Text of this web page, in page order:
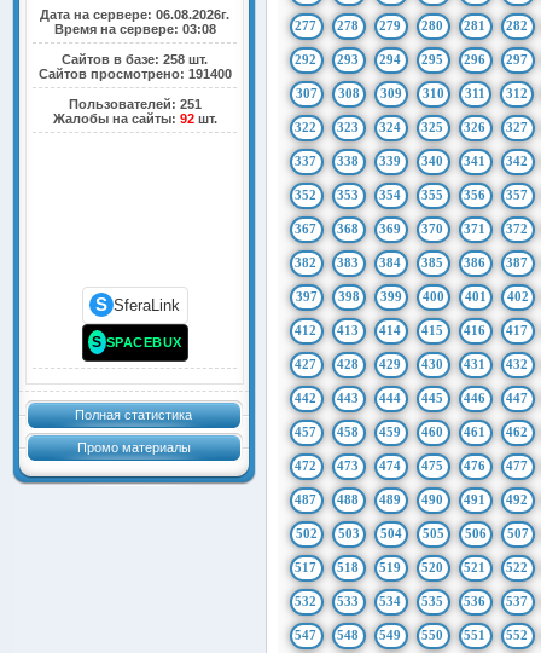
Дата на сервере: 06.08.2026г.
Время на сервере: 03:08
Сайтов в базе: 258 шт.
Сайтов просмотрено: 191400
Пользователей: 251
Жалобы на сайты: 92шт.
S SferaLink
S SPACEBUX
Полная статистика
Промо материалы
277 278 279 280 281 282
292 293 294 295 296 297
307 308 309 310 311 312
322 323 324 325 326 327
337 338 339 340 341 342
352 353 354 355 356 357
367 368 369 370 371 372
382 383 384 385 386 387
397 398 399 400 401 402
412 413 414 415 416 417
427 428 429 430 431 432
442 443 444 445 446 447
457 458 459 460 461 462
472 473 474 475 476 477
487 488 489 490 491 492
502 503 504 505 506 507
517 518 519 520 521 522
532 533 534 535 536 537
547 548 549 550 551 552